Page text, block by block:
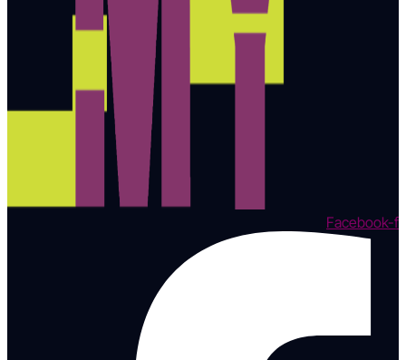
Facebook-f